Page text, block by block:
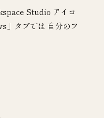
Studio アイコ
」タブでは 自分のフ